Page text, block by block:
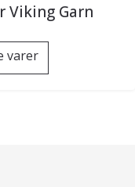
Viking Garn
varer